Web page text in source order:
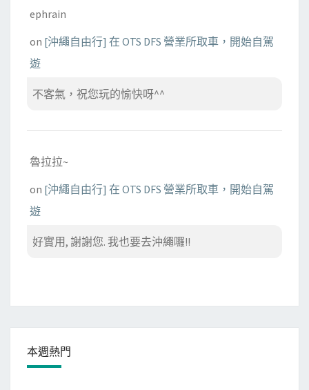
ephrain
on [沖繩自由行] 在 OTS DFS 營業所取車，開始自駕
遊
不客氣，祝您玩的愉快呀^^
魯拉拉~
on [沖繩自由行] 在 OTS DFS 營業所取車，開始自駕
遊
好實用, 謝謝您. 我也要去沖繩囉!!
本週熱門